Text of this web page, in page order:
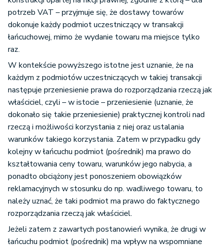
potrzeb VAT – przyjmuje się, że dostawy towarów
dokonuje każdy podmiot uczestniczący w transakcji
łańcuchowej, mimo że wydanie towaru ma miejsce tylko
raz.
W kontekście powyższego istotne jest uznanie, że na
każdym z podmiotów uczestniczących w takiej transakcji
następuje przeniesienie prawa do rozporządzania rzeczą jak
właściciel, czyli – w istocie – przeniesienie (uznanie, że
dokonało się takie przeniesienie) praktycznej kontroli nad
rzeczą i możliwości korzystania z niej oraz ustalania
warunków takiego korzystania. Zatem w przypadku gdy
kolejny w łańcuchu podmiot (pośrednik) ma prawo do
kształtowania ceny towaru, warunków jego nabycia, a
ponadto obciążony jest ponoszeniem obowiązków
reklamacyjnych w stosunku do np. wadliwego towaru, to
należy uznać, że taki podmiot ma prawo do faktycznego
rozporządzania rzeczą jak właściciel.
Jeżeli zatem z zawartych postanowień wynika, że drugi w
łańcuchu podmiot (pośrednik) ma wpływ na wspomniane